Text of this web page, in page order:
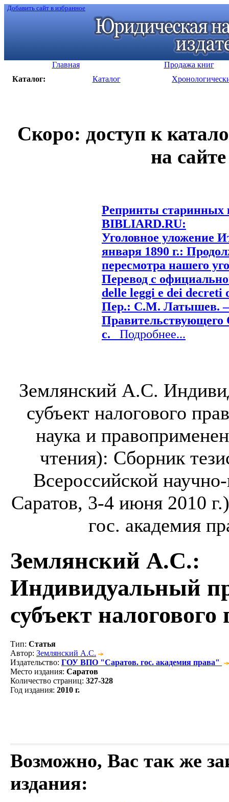
Добавить сайт в избранное
Главная
Продажа книг
Каталог:
Каталог
Скоро: доступ к
на
Репринты старинных
BIBLIARD.RU:
Уголовное уложение
января 1890 г.:
пересмотра нашего
Перевод с
delle leggi e dei
Пер.: С.М. Латышев.
Правительствующего
с. Подробнее...
Землянский А.С.
субъект налогового
наука и
чтения): Сборник
Всероссийской
Саратов, 3-4 июня 2010
гос. академия
Землянский А.С.:
Индивидуальный
субъект налогового
Тип: Статья
Автор: Землянский А.С.
Издательство: ГОУ ВПО "Саратов. гос. академия права"
Место издания: Саратов
Количество страниц: 327-328
Год издания: 2010 г.
Возможно, Вас так же
издания: